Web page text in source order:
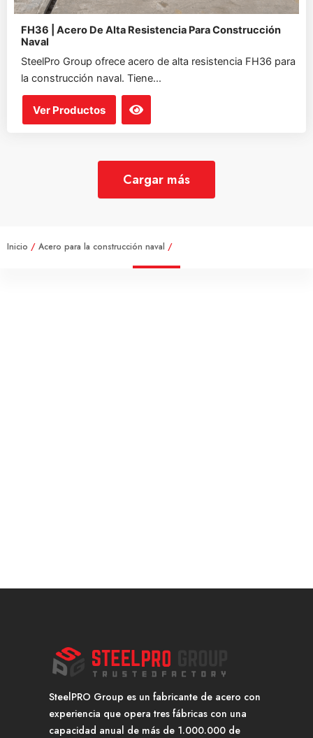
FH36 | Acero De Alta Resistencia Para Construcción
Naval
SteelPro Group ofrece acero de alta resistencia FH36 para
la construcción naval. Tiene...
Ver Productos
Cargar más
Inicio / Acero para la construcción naval /
SteelPRO Group es un fabricante de acero con
experiencia que opera tres fábricas con una
capacidad anual de más de 1.000.000 de